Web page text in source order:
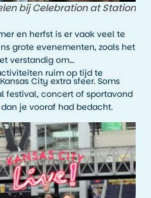
bij Celebration at Station
en herfst is er vaak veel te
grote evenementen, zoals het
verstandig om
ruim op tijd te
City extra sfeer. Soms
festival, concert of sportavond
je vooraf had bedacht.